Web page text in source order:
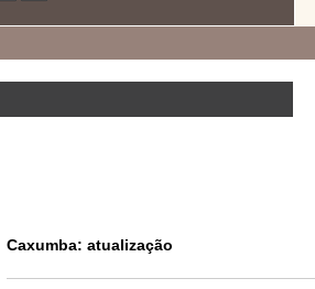
Caxumba: atualização